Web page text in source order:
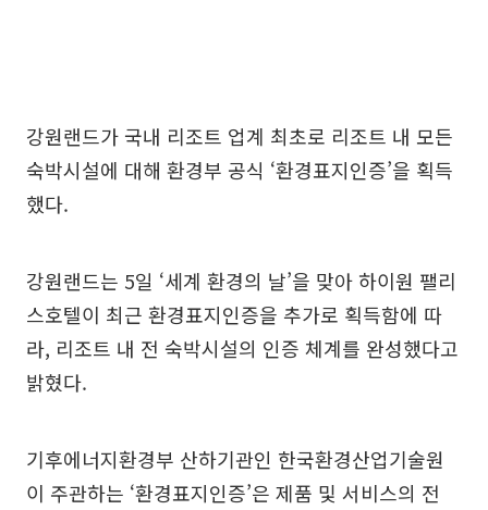
강원랜드가 국내 리조트 업계 최초로 리조트 내 모든
숙박시설에 대해 환경부 공식 ‘환경표지인증’을 획득
했다.
강원랜드는 5일 ‘세계 환경의 날’을 맞아 하이원 팰리
스호텔이 최근 환경표지인증을 추가로 획득함에 따
라, 리조트 내 전 숙박시설의 인증 체계를 완성했다고
밝혔다.
기후에너지환경부 산하기관인 한국환경산업기술원
이 주관하는 ‘환경표지인증’은 제품 및 서비스의 전